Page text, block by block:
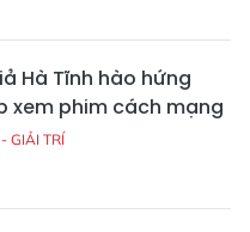
Hà Tĩnh hào hứng
xem phim cách mạng
GIẢI TRÍ